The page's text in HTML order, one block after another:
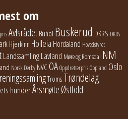
om
Avlsrådet Buhol Buskerud DKRS DKRS
Hjerkinn Holleia Hordaland Hovedstyret
LandssamlingLavland Møre og Romsdal NM
Norsk Derby NVC OAOppdretterprisOppland Oslo
Troms Trøndelag
hunderÅrsmøteØstfold